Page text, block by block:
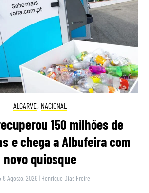
ALGARVE, NACIONAL
150 milhões de
e chega a Albufeira com
novo quiosque
8 Agosto, 2026 | Henrique Dias Freire